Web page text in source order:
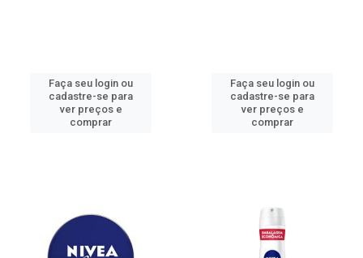
Faça seu login ou
cadastre-se para
ver preços e
comprar
Faça seu login ou
cadastre-se para
ver preços e
comprar